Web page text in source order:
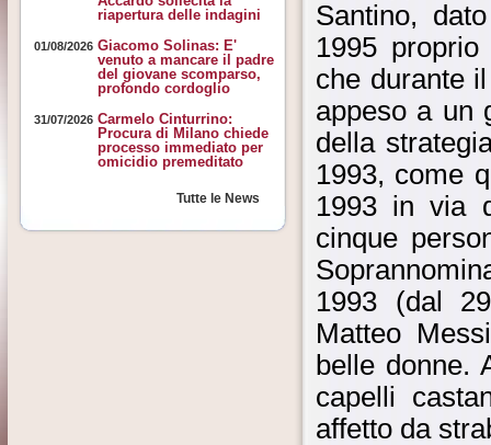
riapertura delle indagini
01/08/2026 Giacomo Solinas: E'
venuto a mancare il padre
del giovane scomparso,
profondo cordoglio
31/07/2026 Carmelo Cinturrino:
Procura di Milano chiede
processo immediato per
omicidio premeditato
Tutte le News
Santino,
1995
che durante
appeso a un
della
1993, come
1993 in via
cinque
1993 (dal
Matteo
belle donne.
capelli
affetto da